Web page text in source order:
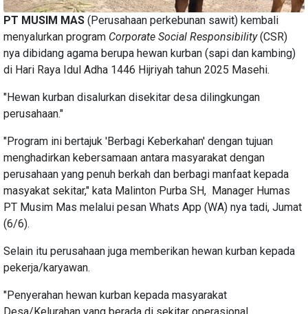
PT MUSIM MAS (Perusahaan perkebunan sawit) kembali
menyalurkan program Corporate Social Responsibility(CSR)
nya dibidang agama berupa hewan kurban (sapi dan kambing)
di Hari Raya Idul Adha 1446 Hijriyah tahun 2025 Masehi.
"Hewan kurban disalurkan disekitar desa dilingkungan
perusahaan."
"Program ini bertajuk 'Berbagi Keberkahan' dengan tujuan
menghadirkan kebersamaan antara masyarakat dengan
perusahaan yang penuh berkah dan berbagi manfaat kepada
masyakat sekitar," kata Malinton Purba SH, Manager Humas
PT Musim Mas melalui pesan Whats App (WA) nya tadi, Jumat
(6/6).
Selain itu perusahaan juga memberikan hewan kurban kepada
pekerja/karyawan.
"Penyerahan hewan kurban kepada masyarakat